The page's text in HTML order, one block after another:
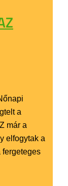
a
már a
elfogytak a
fergeteges